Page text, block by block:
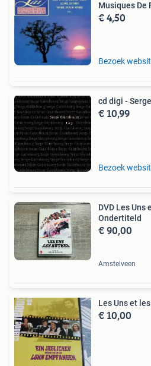
Musiques De
€ 4,50
Bezoek
cd digi -
€ 10,99
Bezoek
DVD Les Uns
Ondertiteld
€ 90,00
Amstelveen
Les Uns et
€ 10,00